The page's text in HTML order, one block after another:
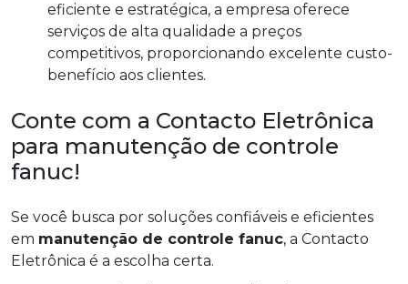
eficiente e estratégica, a empresa oferece
serviços de alta qualidade a preços
competitivos, proporcionando excelente custo-
benefício aos clientes.
Conte com a Contacto Eletrônica
para manutenção de controle
fanuc!
Se você busca por soluções confiáveis e eficientes
em manutenção de controle fanuc, a Contacto
Eletrônica é a escolha certa.